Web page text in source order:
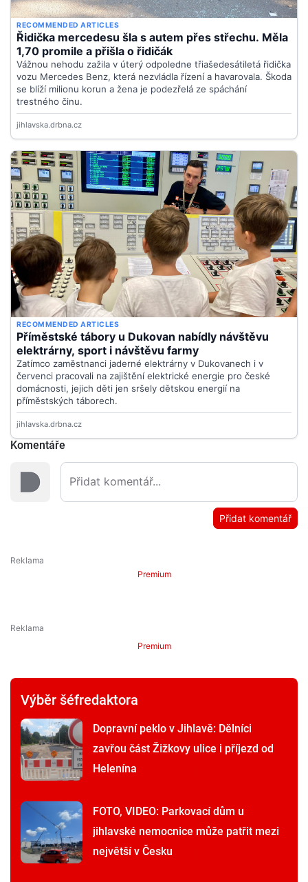
Komentáře
Přidat komentář
Premium
Premium
Výběr šéfredaktora
Dopravní peklo v Jihlavě: Dělníci
zavřou část Žižkovy ulice i příjezd od
Helenína
FOTO, VIDEO: Parkovací dům u
jihlavské nemocnice může patřit mezi
největší v Česku